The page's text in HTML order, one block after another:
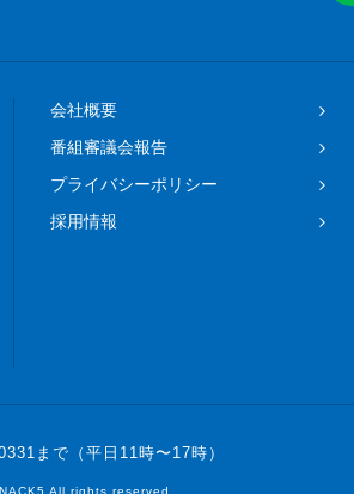
会社概要
番組審議会報告
プライバシーポリシー
採用情報
まで（平日11時〜17時）
All rights reserved.